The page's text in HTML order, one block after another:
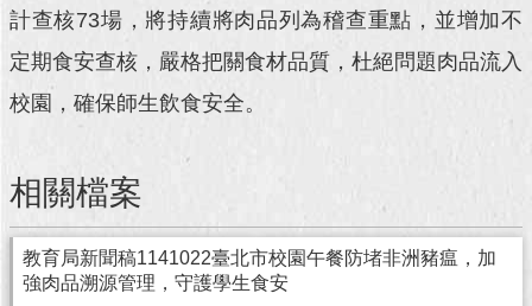
覽
English
常
答
即
時
新
計查核73場，將持續將肉品列為稽查重點，並增加不
定期食安查核，嚴格把關食材品質，杜絕問題肉品流入
校園，確保師生飲食安全。
相關檔案
教育局新聞稿1141022臺北市校園午餐防堵非洲豬瘟，加
強肉品溯源管理，守護學生食安